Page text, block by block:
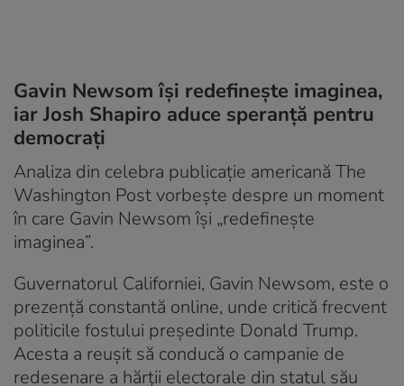
Gavin Newsom își redefinește imaginea,
iar Josh Shapiro aduce speranță pentru
democrați
Analiza din celebra publicație americană The
Washington Post vorbește despre un moment
în care Gavin Newsom își „redefinește
imaginea”.
Guvernatorul Californiei, Gavin Newsom, este o
prezență constantă online, unde critică frecvent
politicile fostului președinte Donald Trump.
Acesta a reușit să conducă o campanie de
redesenare a hărții electorale din statul său